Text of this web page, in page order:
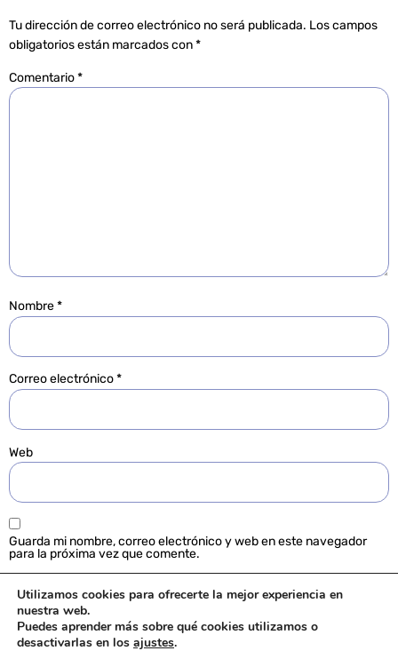
Tu dirección de correo electrónico no será publicada. Los campos
obligatorios están marcados con*
Comentario*
Nombre*
Correo electrónico*
Web
Guarda mi nombre, correo electrónico y web en este navegador
para la próxima vez que comente.
Utilizamos cookies para ofrecerte la mejor experiencia en
nuestra web.
Puedes aprender más sobre qué cookies utilizamos o
desactivarlas en los ajustes.